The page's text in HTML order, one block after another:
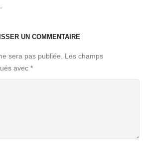
UN COMMENTAIRE
sera pas publiée.
Les champs
avec *